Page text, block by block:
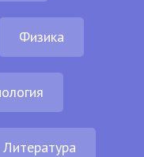
Физика
Литература